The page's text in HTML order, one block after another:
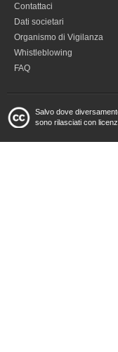
Contattaci
Dati societari
Organismo di Vigilanza
Whistleblowing
FAQ
Salvo dove
sono rilasciati con